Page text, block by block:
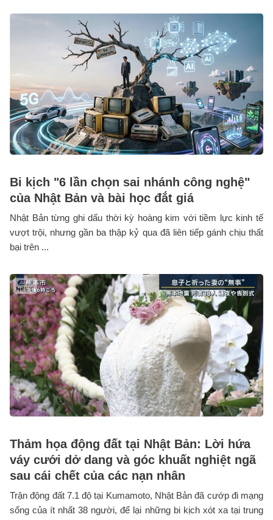
Bi kịch "6 lần chọn sai nhánh công nghệ"
của Nhật Bản và bài học đắt giá
Nhật Bản từng ghi dấu thời kỳ hoàng kim với tiềm lực kinh tế
vượt trội, nhưng gần ba thập kỷ qua đã liên tiếp gánh chịu thất
bại trên ...
Thảm họa động đất tại Nhật Bản: Lời hứa
váy cưới dở dang và góc khuất nghiệt ngã
sau cái chết của các nạn nhân
Trận động đất 7.1 độ tại Kumamoto, Nhật Bản đã cướp đi mạng
sống của ít nhất 38 người, để lại những bi kịch xót xa tại trung